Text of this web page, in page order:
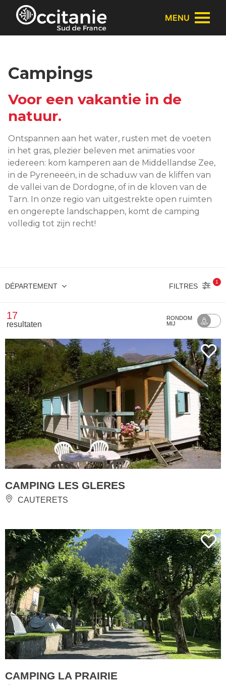
Cookies beheer paneel
MENU
Campings
Voor een vakantie in de
natuur.
Ontspannen aan het water, rusten met de voeten
in het gras, plezier beleven met animaties voor
iedereen: kom kamperen aan de Middellandse Zee,
in de Pyreneeën, in de schaduw van de kliffen van
de vallei van de Dordogne, of in de kloven van de
Tarn. In onze regio van uitgestrekte open ruimten
en ongerepte landschappen, komt de camping
volledig tot zijn recht!
DÉPARTEMENT FILTRES
1
17
resultaten
RONDOM
MIJ
CAMPING LES GLERES
CAUTERETS
CAMPING LA PRAIRIE